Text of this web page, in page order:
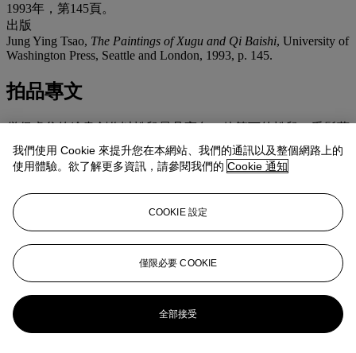
1993年，第145頁。
出版
Jung Ying Tsao, The Paintings of Xugu and Qi Baishi, University of
Washington Press, Seattle and London, 1993, p. 145.
拍品專文
僧侶虛谷的繪畫創作以松鼠最具亮色。他筆下的松鼠，毛髮蒼
勁，爪子尖利。對於此幅虛谷晚年所畫作品的精微之變，曹仲
英曾評價道：“虛谷視畫面需要，大膽將本是自然下垂的松枝
轉為上揚表現，以應和敏捷上爬的松鼠。此種違自然規律的繪
畫方式，使畫家一反其藝術創作的傳統。” 佳士得香港曾於
2013年5月27日上拍虛谷另一幅《松鼠圖》，畫面同樣落筆俊
冷，但畫中松枝以寫實的方式呈現出下壓的樣子，說明畫家當
時還未形成以上蹊徑別開的創作理念。
更多來自家族遺珍：瑪麗‧泰瑞莎‧L‧維勒
泰亞洲藝術珍藏
我們使用 Cookie 來提升您在本網站、我們的通訊以及整個網路上的
使用體驗。欲了解更多資訊，請參閱我們的 Cookie 通知
COOKIE 設定
僅限必要 COOKIE
全部接受